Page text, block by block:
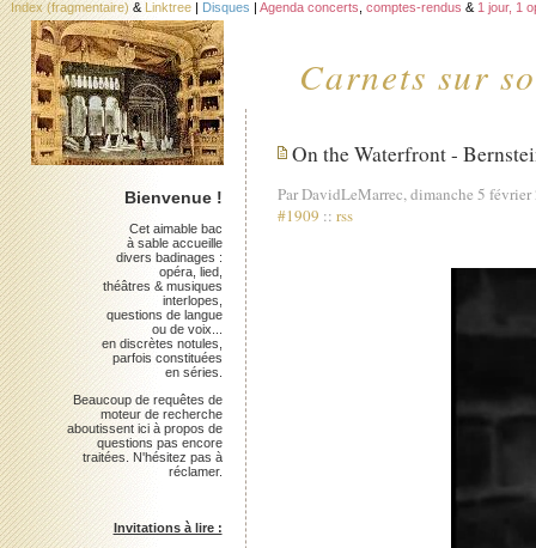
Carnets sur
Index (fragmentaire) & Linktree | Disques | Agenda concerts comptes-rendus & 1 jour, 1
On the Waterfront -
Par DavidLeMarrec, dimanche 5
#1909 :: rss
Bienvenue !
Cet aimable bac
à sable accueille
divers badinages :
opéra, lied,
théâtres & musiques
interlopes,
questions de langue
ou de voix...
en discrètes notules,
parfois constituées
en séries.
Beaucoup de requêtes de
moteur de recherche
aboutissent ici à propos de
questions pas encore
traitées. N'hésitez pas à
réclamer.
Invitations à lire :